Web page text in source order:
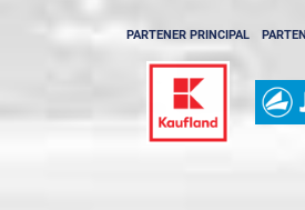
PARTENER PRINCIPAL